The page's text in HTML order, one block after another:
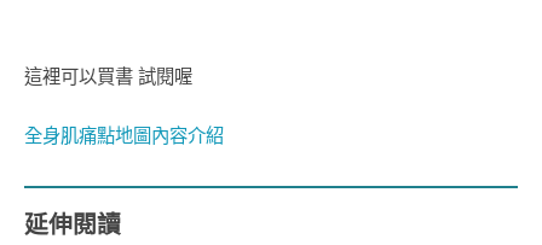
這裡可以買書 試閱喔
全身肌痛點地圖內容介紹
延伸閱讀